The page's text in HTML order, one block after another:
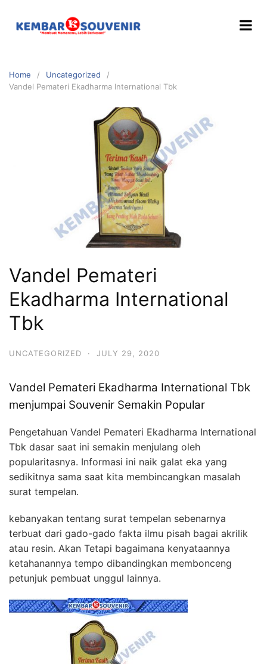
Home
Uncategorized
Vandel Pemateri Ekadharma International Tbk
Vandel Pemateri
Ekadharma International
Tbk
UNCATEGORIZED · JULY 29, 2020
Vandel Pemateri Ekadharma International Tbk
menjumpai Souvenir Semakin Popular
Pengetahuan Vandel Pemateri Ekadharma International
Tbk dasar saat ini semakin menjulang oleh
popularitasnya. Informasi ini naik galat eka yang
sedikitnya sama saat kita membincangkan masalah
surat tempelan.
kebanyakan tentang surat tempelan sebenarnya
terbuat dari gado-gado fakta ilmu pisah bagai akrilik
atau resin. Akan Tetapi bagaimana kenyataannya
ketahanannya tempo dibandingkan membonceng
petunjuk pembuat unggul lainnya.